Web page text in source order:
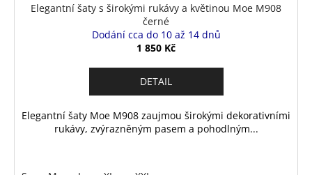
Elegantní šaty s širokými rukávy a květinou Moe M908
černé
Dodání cca do 10 až 14 dnů
1 850 Kč
DETAIL
Elegantní šaty Moe M908 zaujmou širokými dekorativními
rukávy, zvýrazněným pasem a pohodlným...